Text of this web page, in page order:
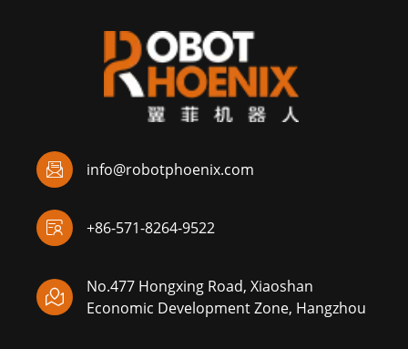
info@robotphoenix.com

+86-571-8264-9522


No.477 Hongxing Road, Xiaoshan
Economic Development Zone, Hangzhou